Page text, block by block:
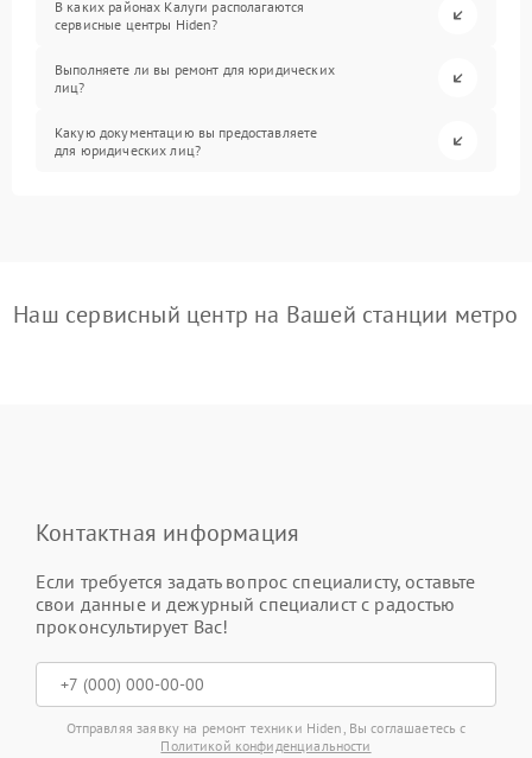
В каких районах Калуги располагаются
сервисные центры Hiden?
Выполняете ли вы ремонт для юридических
лиц?
Какую документацию вы предоставляете
для юридических лиц?
Наш сервисный центр на Вашей станции метро
Контактная информация
Если требуется задать вопрос специалисту, оставьте
свои данные и дежурный специалист с радостью
проконсультирует Вас!
Отправляя заявку на ремонт техники Hiden, Вы соглашаетесь с
Политикой конфиденциальности